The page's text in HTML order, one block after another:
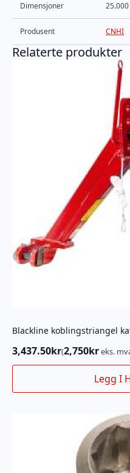
Dimensjoner
Produsent CNHI
Relaterte produkter
Blackline koblingstriangel
3,437.50kr(2,750kreks.
Legg I